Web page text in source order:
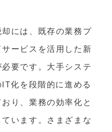
には、既存の業務プ
ービスを活用した新
要です。大手システ
化を段階的に進める
り、業務の効率化と
います。さまざまな